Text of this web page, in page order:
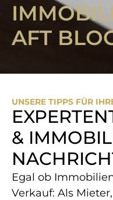
AFT
UNSERE TIPPS FÜR
&
Egal ob
Verkauf: Als